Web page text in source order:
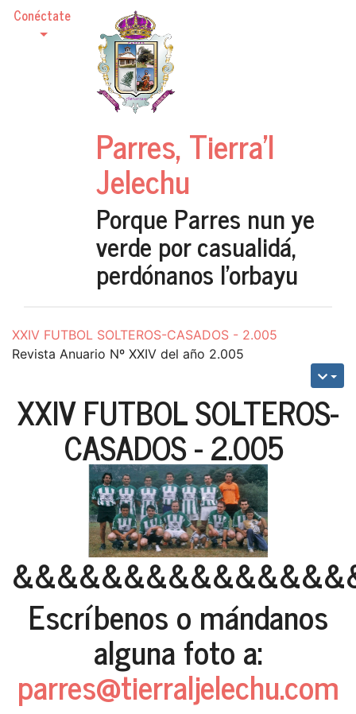
Conéctate
Parres, Tierra'l
Jelechu
Porque Parres nun ye
verde por casualidá,
perdónanos l'orbayu
XXIV FUTBOL SOLTEROS-CASADOS - 2.005
Revista Anuario Nº XXIV del año 2.005
XXIV FUTBOL SOLTEROS-
CASADOS - 2.005
Escríbenos o mándanos
alguna foto a:
parres@tierraljelechu.com